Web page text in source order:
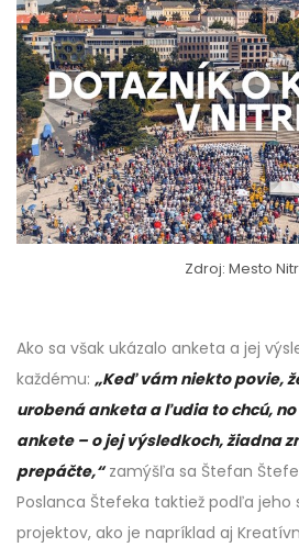
Zdroj: Mesto
Ako sa však ukázalo anketa a jej
každému: „Keď vám niekto povie,
urobená anketa a ľudia to chcú,
ankete – o jej výsledkoch, žiadna
prepáčte,“zamýšľa sa Štefan
Poslanca Štefeka taktiež podľa
projektov, ako je napríklad aj